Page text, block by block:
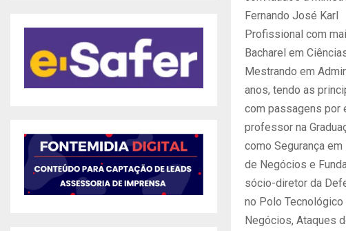
Fernando José Karl
Profissional com
Bacharel em
Mestrando em
anos, tendo as
com passagens por
professor na
como Segurança
de Negócios e
sócio-diretor da
no Polo
Negócios, Ataques